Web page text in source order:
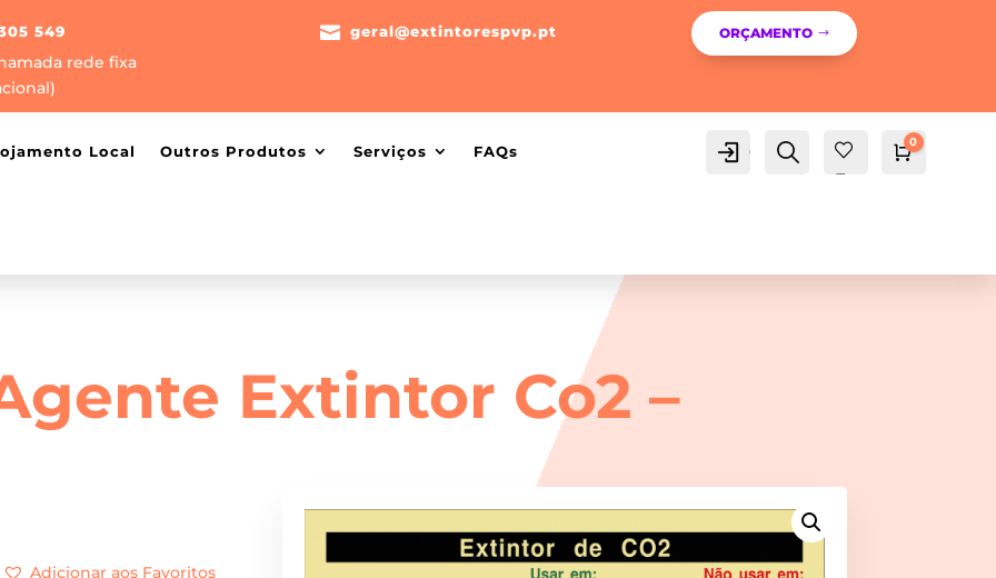
549
rede fixa
 geral@extintorespvp.pt ORÇAMENTO
Local Outros Produtos Serviços FAQs Conta
Pesquisa
Fav
Carrinho
0
Extintor Co2 –
Adicionar aos Favoritos